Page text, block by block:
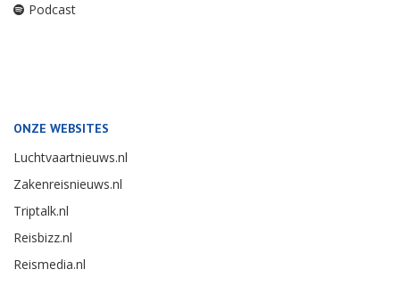
Podcast
ONZE WEBSITES
Luchtvaartnieuws.nl
Zakenreisnieuws.nl
Triptalk.nl
Reisbizz.nl
Reismedia.nl